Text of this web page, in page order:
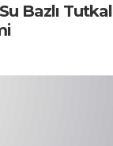
Bazlı Tutkal